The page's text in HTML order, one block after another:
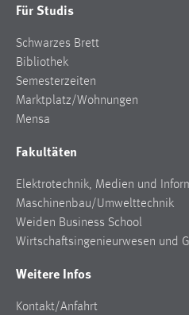
Für Studis
Schwarzes Brett
Bibliothek
Semesterzeiten
Marktplatz/Wohnungen
Mensa
Fakultäten
Elektrotechnik, Medien und
Maschinenbau/Umwelttechnik
Weiden Business School
Wirtschaftsingenieurwesen und
Weitere Infos
Kontakt/Anfahrt
Matomo
Name:
_pk_ref, _pk_cvar, _pk_id,
Zweck:
Zugriffsstatistik
Max. 13 Monate
MARKETING
Marketing Cookies werden
Sie tun dies, indem sie
hinweg verfolgen.